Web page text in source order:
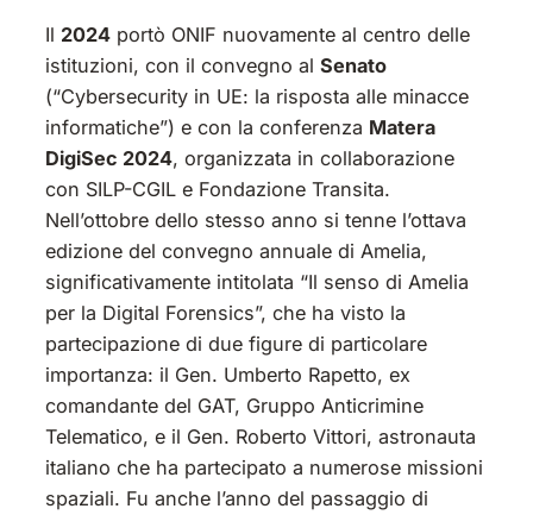
Il 2024 portò ONIF nuovamente al centro delle
istituzioni, con il convegno al Senato
(“Cybersecurity in UE: la risposta alle minacce
informatiche”) e con la conferenza Matera
DigiSec 2024, organizzata in collaborazione
con SILP-CGIL e Fondazione Transita.
Nell’ottobre dello stesso anno si tenne l’ottava
edizione del convegno annuale di Amelia,
significativamente intitolata “Il senso di Amelia
per la Digital Forensics”, che ha visto la
partecipazione di due figure di particolare
importanza: il Gen. Umberto Rapetto, ex
comandante del GAT, Gruppo Anticrimine
Telematico, e il Gen. Roberto Vittori, astronauta
italiano che ha partecipato a numerose missioni
spaziali. Fu anche l’anno del passaggio di